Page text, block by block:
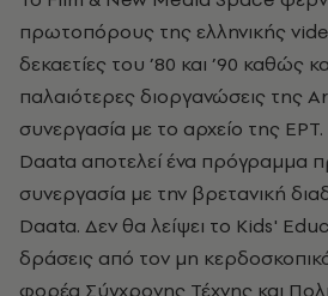
πρωτοπόρους της ελληνικής
δεκαετίες του ’80 και ’90 καθώς
παλαιότερες διοργανώσεις της
συνεργασία με το αρχείο της
Daata αποτελεί ένα πρόγραμμα
συνεργασία με την βρετανική
Daata. Δεν θα λείψει το Kids'
δράσεις από τον μη
φορέα Σύγχρονης Τέχνης και